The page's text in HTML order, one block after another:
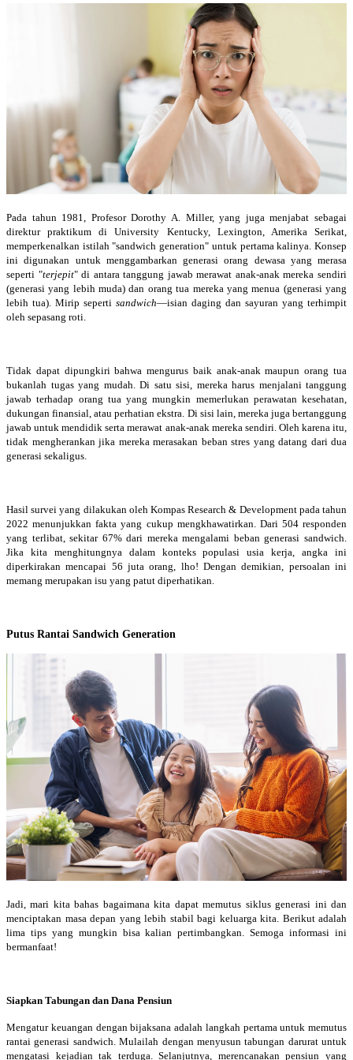
Pada tahun 1981, Profesor Dorothy A. Miller, yang juga menjabat sebagai
direktur praktikum di University Kentucky, Lexington, Amerika Serikat,
memperkenalkan istilah "sandwich generation" untuk pertama kalinya. Konsep
ini digunakan untuk menggambarkan generasi orang dewasa yang merasa
seperti "terjepit" di antara tanggung jawab merawat anak-anak mereka sendiri
(generasi yang lebih muda) dan orang tua mereka yang menua (generasi yang
lebih tua). Mirip seperti sandwich—isian daging dan sayuran yang terhimpit
oleh sepasang roti.
Tidak dapat dipungkiri bahwa mengurus baik anak-anak maupun orang tua
bukanlah tugas yang mudah. Di satu sisi, mereka harus menjalani tanggung
jawab terhadap orang tua yang mungkin memerlukan perawatan kesehatan,
dukungan finansial, atau perhatian ekstra. Di sisi lain, mereka juga bertanggung
jawab untuk mendidik serta merawat anak-anak mereka sendiri. Oleh karena itu,
tidak mengherankan jika mereka merasakan beban stres yang datang dari dua
generasi sekaligus.
Hasil survei yang dilakukan oleh Kompas Research & Development pada tahun
2022 menunjukkan fakta yang cukup mengkhawatirkan. Dari 504 responden
yang terlibat, sekitar 67% dari mereka mengalami beban generasi sandwich.
Jika kita menghitungnya dalam konteks populasi usia kerja, angka ini
diperkirakan mencapai 56 juta orang, lho! Dengan demikian, persoalan ini
memang merupakan isu yang patut diperhatikan.
Putus Rantai Sandwich Generation
Jadi, mari kita bahas bagaimana kita dapat memutus siklus generasi ini dan
menciptakan masa depan yang lebih stabil bagi keluarga kita. Berikut adalah
lima tips yang mungkin bisa kalian pertimbangkan. Semoga informasi ini
bermanfaat!
Siapkan Tabungan dan Dana Pensiun
Mengatur keuangan dengan bijaksana adalah langkah pertama untuk memutus
rantai generasi sandwich. Mulailah dengan menyusun tabungan darurat untuk
mengatasi kejadian tak terduga. Selanjutnya, merencanakan pensiun yang